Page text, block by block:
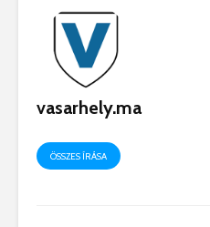
vasarhely.ma
ÖSSZES ÍRÁSA